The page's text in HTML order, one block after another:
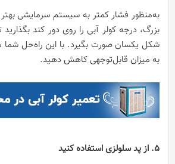
به‌منظور فشار کمتر به سیستم سرمایشی
بزرگ، درجه کولر آبی را روی دور کند
شکل یکسان صورت بگیرد. با این راه‌حل شما
به میزان قابل‌توجهی کاهش دهید.
5. از پد سلولزی استفاده کنید